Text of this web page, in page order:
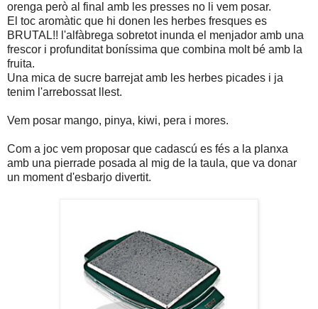
orenga però al final amb les presses no li vem posar.
El toc aromàtic que hi donen les herbes fresques es
BRUTAL!! l'alfàbrega sobretot inunda el menjador amb una
frescor i profunditat boníssima que combina molt bé amb la
fruita.
Una mica de sucre barrejat amb les herbes picades i ja
tenim l'arrebossat llest.
Vem posar mango, pinya, kiwi, pera i mores.
Com a joc vem proposar que cadascú es fés a la planxa
amb una pierrade posada al mig de la taula, que va donar
un moment d'esbarjo divertit.